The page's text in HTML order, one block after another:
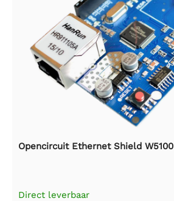
Opencircuit Ethernet Shield W5100
Direct leverbaar